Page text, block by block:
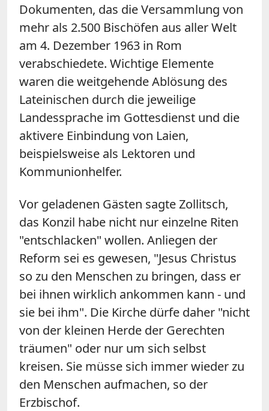
Dokumenten, das die Versammlung von
mehr als 2.500 Bischöfen aus aller Welt
am 4. Dezember 1963 in Rom
verabschiedete. Wichtige Elemente
waren die weitgehende Ablösung des
Lateinischen durch die jeweilige
Landessprache im Gottesdienst und die
aktivere Einbindung von Laien,
beispielsweise als Lektoren und
Kommunionhelfer.
Vor geladenen Gästen sagte Zollitsch,
das Konzil habe nicht nur einzelne Riten
"entschlacken" wollen. Anliegen der
Reform sei es gewesen, "Jesus Christus
so zu den Menschen zu bringen, dass er
bei ihnen wirklich ankommen kann - und
sie bei ihm". Die Kirche dürfe daher "nicht
von der kleinen Herde der Gerechten
träumen" oder nur um sich selbst
kreisen. Sie müsse sich immer wieder zu
den Menschen aufmachen, so der
Erzbischof.